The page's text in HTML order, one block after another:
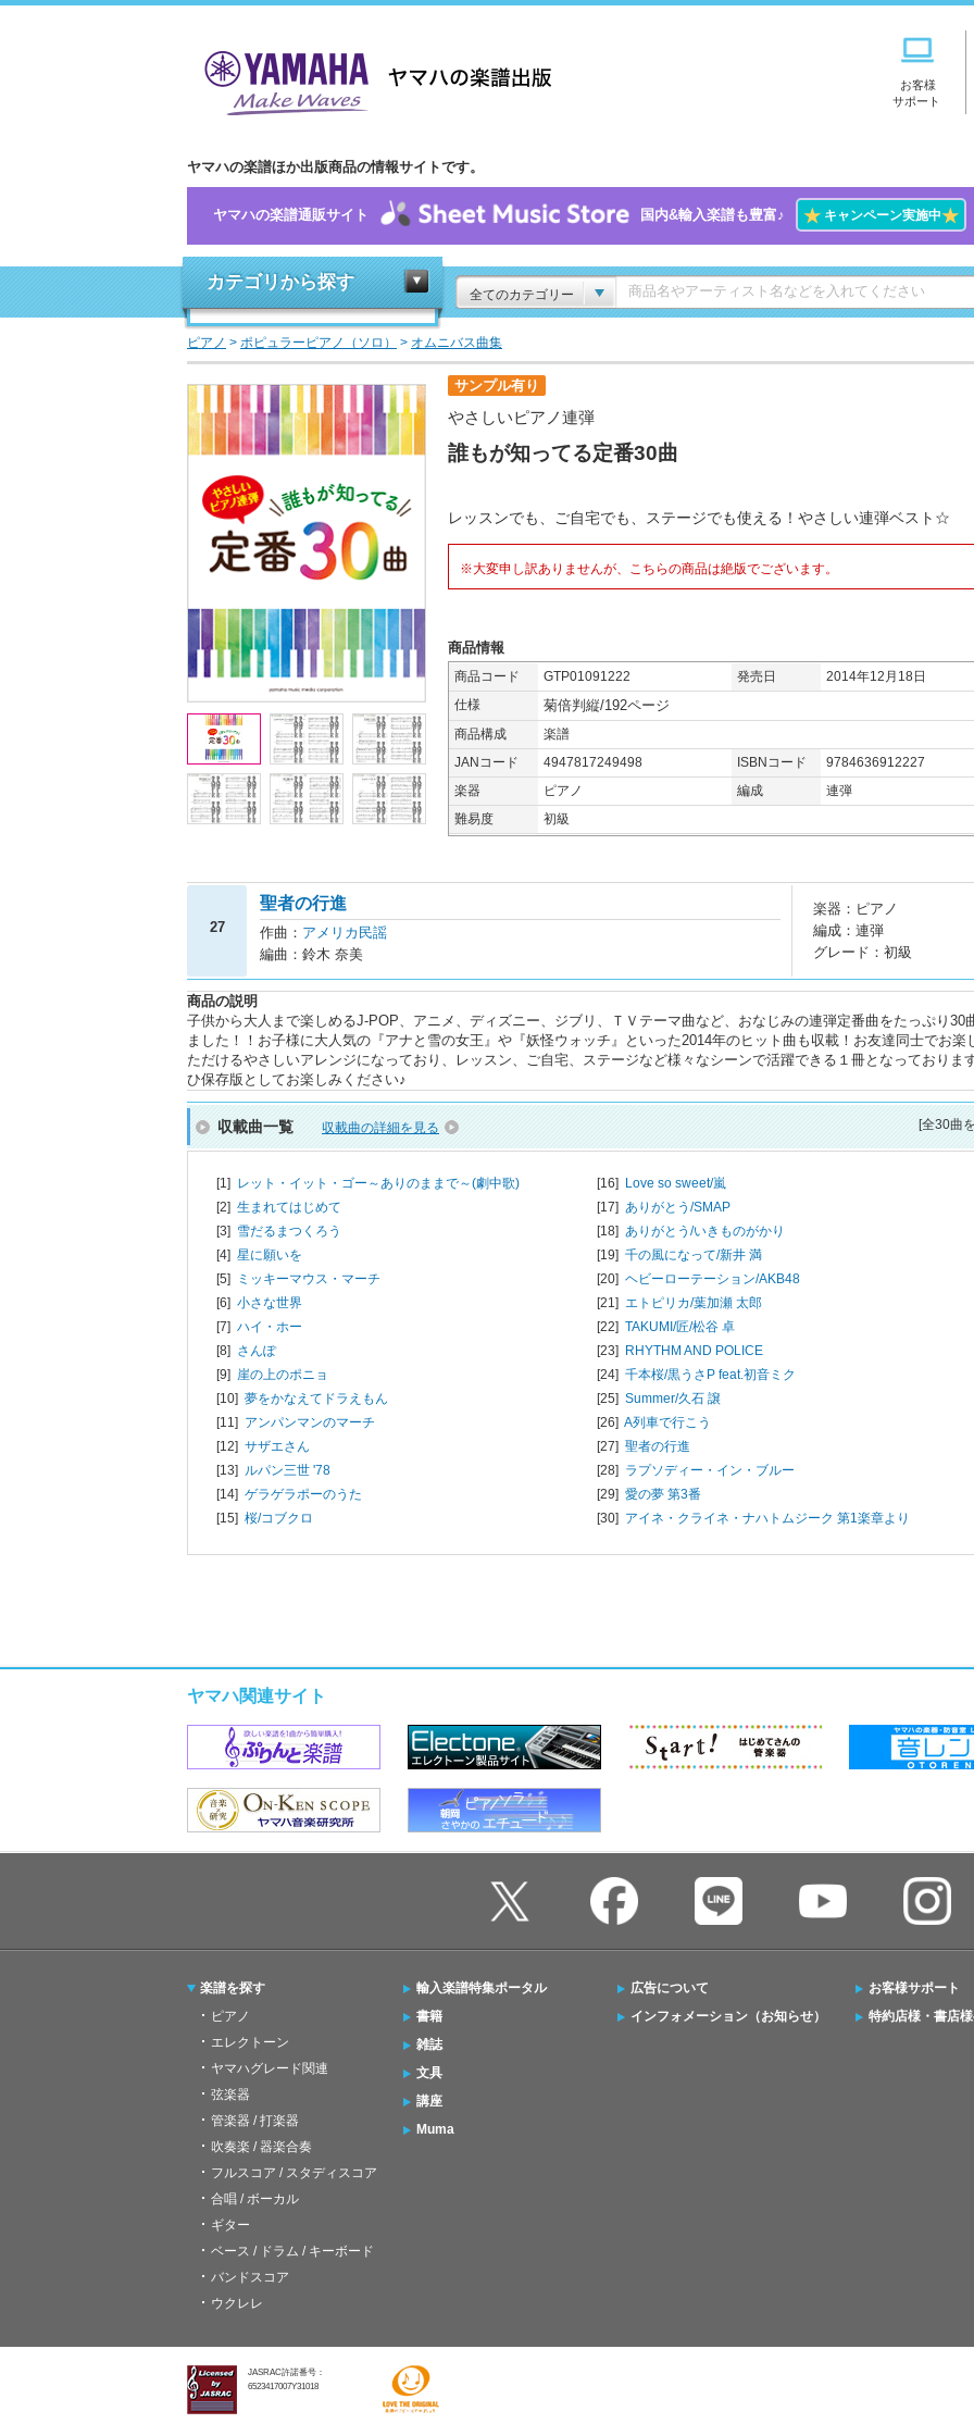
お客様
サポート
ヤマハの楽譜ほか出版商品の情報サイトです。
ヤマハの楽譜通販サイト 国内&輸入楽譜も豊富♪ ★キャンペーン実施中★
カテゴリから探す
全てのカテゴリー
ピアノ > ポピュラーピアノ（ソロ） > オムニバス曲集
サンプル有り
やさしいピアノ連弾
誰もが知ってる定番30曲
レッスンでも、ご自宅でも、ステージでも使える！やさしい連弾ベスト☆
※大変申し訳ありませんが、こちらの商品は絶版でございます。
商品情報
商品コード GTP01091222 発売日
2014年12月18日
仕様
菊倍判縦/192ページ
商品構成
楽譜
JANコード
4947817249498 ISBNコード
9784636912227
楽器
ピアノ 編成
連弾
難易度
初級
27
聖者の行進
作曲： アメリカ民謡
編曲：鈴木 奈美
楽器：ピアノ
編成：連弾
グレード：初級
商品の説明
子供から大人まで楽しめるJ-POP、アニメ、ディズニー、ジブリ、ＴＶテーマ曲など、おなじみの連弾定番曲をたっぷり30
ました！！お子様に大人気の『アナと雪の女王』や『妖怪ウォッチ』といった2014年のヒット曲も収載！お友達同士でお楽
ただけるやさしいアレンジになっており、レッスン、ご自宅、ステージなど様々なシーンで活躍できる１冊となっておりま
ひ保存版としてお楽しみください♪
収載曲一覧 収載曲の詳細を見る [全30曲
[1] レット・イット・ゴー～ありのままで～(劇中歌)
[2] 生まれてはじめて
[3] 雪だるまつくろう
[4] 星に願いを
[5]
ミッキーマウス・マーチ
[6] 小さな世界
[7] ハイ・ホー
[8] さんぽ
[9] 崖の上のポニョ
[10] 夢をかなえてドラえもん
[11] アンパンマンのマーチ
[12] サザエさん
[13] ルパン三世 '78
[14] ゲラゲラポーのうた
[15] 桜/コブクロ
[16] Love so sweet/嵐
[17] ありがとう/SMAP
[18] ありがとう/いきものがかり
[19] 千の風になって/新井 満
[20] ヘビーローテーション/AKB48
[21] エトピリカ/葉加瀬 太郎
[22] TAKUMI/匠/松谷 卓
[23] RHYTHM AND POLICE
[24] 千本桜/黒うさP feat.初音ミク
[25] Summer/久石 譲
[26] A列車で行こう
[27] 聖者の行進
[28] ラプソディー・イン・ブルー
[29] 愛の夢 第3番
[30] アイネ・クライネ・ナハトムジーク 第1楽章より
ヤマハ関連サイト
楽譜を探す
ピアノ
エレクトーン
ヤマハグレード関連
弦楽器
管楽器 / 打楽器
吹奏楽 / 器楽合奏
フルスコア / スタディスコア
合唱 / ボーカル
ギター
ベース / ドラム / キーボード
バンドスコア
ウクレレ
輸入楽譜特集ポータル
書籍
雑誌
文具
講座
Muma
広告について
インフォメーション（お知らせ）
お客様サポート
特約店様・書店
JASRAC許諾番号：
6523417007Y31018